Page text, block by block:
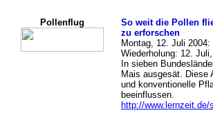
Pollenflug
So weit die Pollen
zu erforschen
Montag, 12. Juli
Wiederholung: 12.
In sieben
Mais ausgesät. Diese
und konventionelle
beeinflussen.
http://